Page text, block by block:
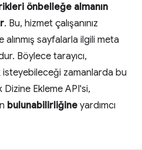
önbelleğe almanın
. Bu, hizmet çalışanınız
sayfalarla ilgili meta
Böylece tarayıcı,
isteyebileceği zamanlarda bu
Ekleme API'si,
bulunabilirliğine yardımcı